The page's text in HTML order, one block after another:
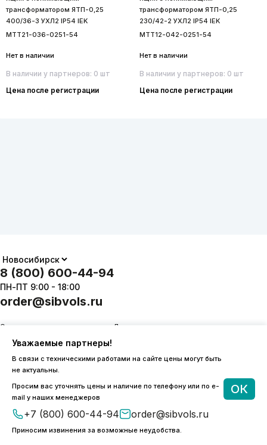
трансформатором ЯТП-0,25
400/36-3 УХЛ2 IP54 IEK
MTT21-036-0251-54
Нет в наличии
В наличии у партнеров: 0 шт
Цена после регистрации
трансформатором ЯТП-0,25
230/42-2 УХЛ2 IP54 IEK
MTT12-042-0251-54
Нет в наличии
В наличии у партнеров: 0 шт
Цена после регистрации
Уважаемые партнеры!
В связи с техническими работами на сайте цены могут быть
не актуальны.
Просим вас уточнять цены и наличие по телефону или по e-
mail у наших менеджеров
+7 (800) 600-44-94 order@sibvols.ru
Приносим извинения за возможные неудобства.
ОК
8 (800) 600-44-94
ПН-ПТ 9:00 - 18:00
order@sibvols.ru
О компании
Каталог
Доставка и оплата
Подписаться
Нажимая на кнопку, вы соглашаетесь с